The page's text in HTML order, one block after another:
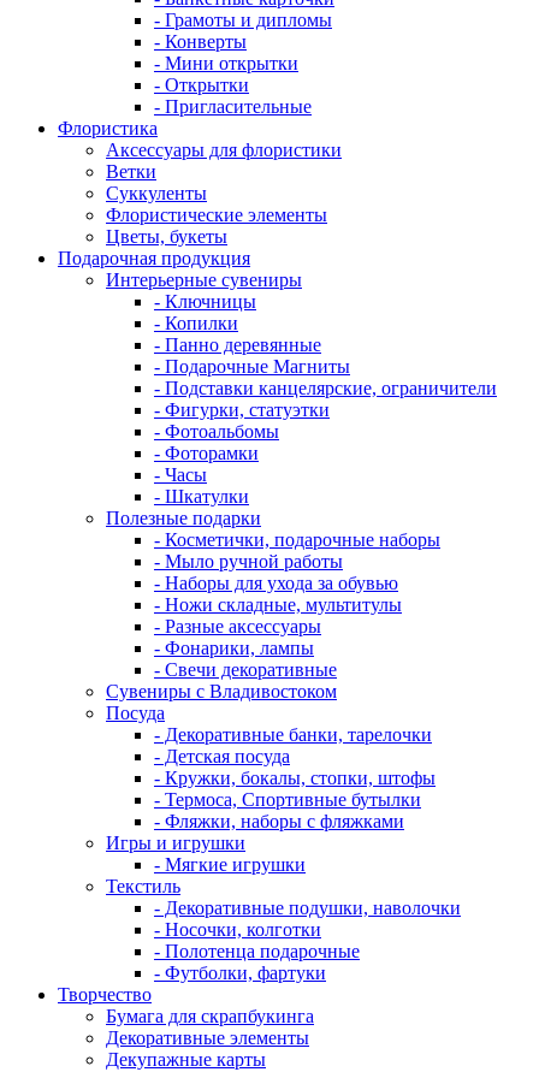
- Грамоты и дипломы
- Конверты
- Мини открытки
- Открытки
- Пригласительные
Флористика
Аксессуары для флористики
Ветки
Суккуленты
Флористические элементы
Цветы, букеты
Подарочная продукция
Интерьерные сувениры
- Ключницы
- Копилки
- Панно деревянные
- Подарочные Магниты
- Подставки канцелярские, ограничители
- Фигурки, статуэтки
- Фотоальбомы
- Фоторамки
- Часы
- Шкатулки
Полезные подарки
- Косметички, подарочные наборы
- Мыло ручной работы
- Наборы для ухода за обувью
- Ножи складные, мультитулы
- Разные аксессуары
- Фонарики, лампы
- Свечи декоративные
Сувениры с Владивостоком
Посуда
- Декоративные банки, тарелочки
- Детская посуда
- Кружки, бокалы, стопки, штофы
- Термоса, Спортивные бутылки
- Фляжки, наборы с фляжками
Игры и игрушки
- Мягкие игрушки
Текстиль
- Декоративные подушки, наволочки
- Носочки, колготки
- Полотенца подарочные
- Футболки, фартуки
Творчество
Бумага для скрапбукинга
Декоративные элементы
Декупажные карты